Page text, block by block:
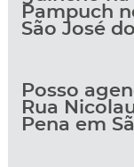
Pampuch
São José
Posso
Rua
Pena em